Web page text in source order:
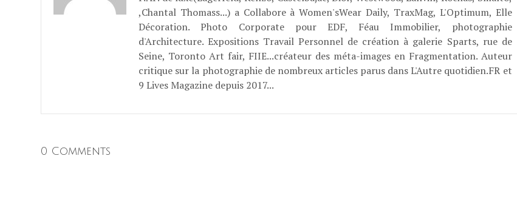
,Chantal Thomass...) a Collabore à Women'sWear Daily, TraxMag, L'Optimum, Elle
Décoration. Photo Corporate pour EDF, Féau Immobilier, photographie
d'Architecture. Expositions Travail Personnel de création à galerie Sparts, rue de
Seine, Toronto Art fair, FIIE...créateur des méta-images en Fragmentation. Auteur
critique sur la photographie de nombreux articles parus dans L'Autre quotidien.FR et
9 Lives Magazine depuis 2017...
0 Comments